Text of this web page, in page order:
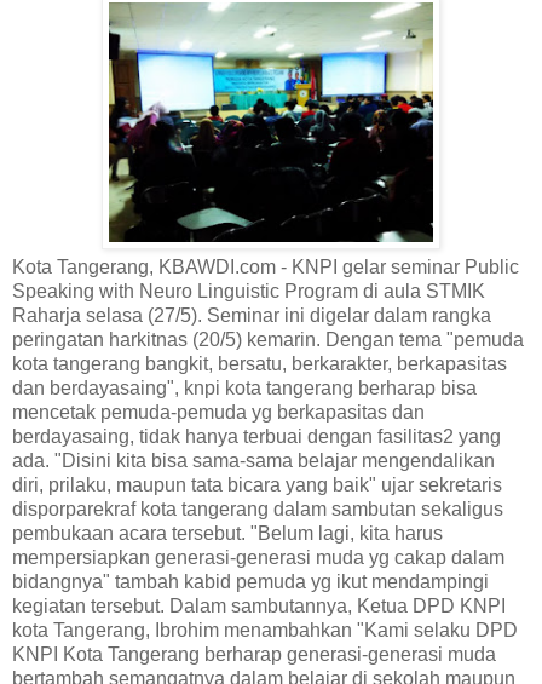
Kota Tangerang, KBAWDI.com - KNPI gelar seminar Public
Speaking with Neuro Linguistic Program di aula STMIK
Raharja selasa (27/5). Seminar ini digelar dalam rangka
peringatan harkitnas (20/5) kemarin. Dengan tema "pemuda
kota tangerang bangkit, bersatu, berkarakter, berkapasitas
dan berdayasaing", knpi kota tangerang berharap bisa
mencetak pemuda-pemuda yg berkapasitas dan
berdayasaing, tidak hanya terbuai dengan fasilitas2 yang
ada. "Disini kita bisa sama-sama belajar mengendalikan
diri, prilaku, maupun tata bicara yang baik" ujar sekretaris
disporparekraf kota tangerang dalam sambutan sekaligus
pembukaan acara tersebut. "Belum lagi, kita harus
mempersiapkan generasi-generasi muda yg cakap dalam
bidangnya" tambah kabid pemuda yg ikut mendampingi
kegiatan tersebut. Dalam sambutannya, Ketua DPD KNPI
kota Tangerang, Ibrohim menambahkan "Kami selaku DPD
KNPI Kota Tangerang berharap generasi-generasi muda
bertambah semangatnya dalam belajar di sekolah maupun